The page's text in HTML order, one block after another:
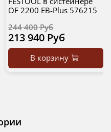
OF 2200 EB-Plus 576215
244 400 Руб
213 940 Руб
В корзину